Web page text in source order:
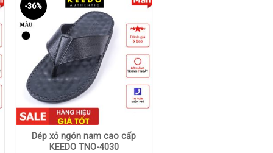
-36%
+
Dép xỏ ngón nam cao cấp
KEEDO TNO-4030